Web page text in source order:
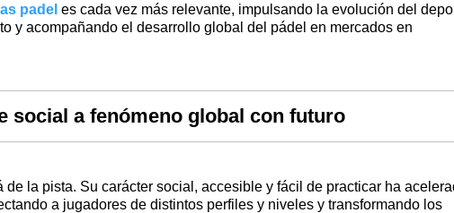
padel es cada vez más relevante, impulsando la evolución del
y acompañando el desarrollo global del pádel en mercados en
social a fenómeno global con futuro
la pista. Su carácter social, accesible y fácil de practicar ha
a jugadores de distintos perfiles y niveles y transformando los